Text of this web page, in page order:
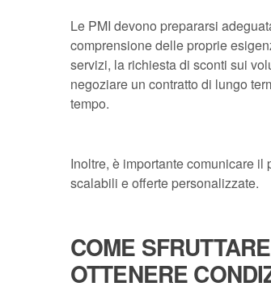
Le PMI devono prepararsi
comprensione delle proprie
servizi, la richiesta di sconti sui
negoziare un contratto di lungo
tempo.
Inoltre, è importante comunicare
scalabili e offerte personalizzate.
COME
OTTENERE